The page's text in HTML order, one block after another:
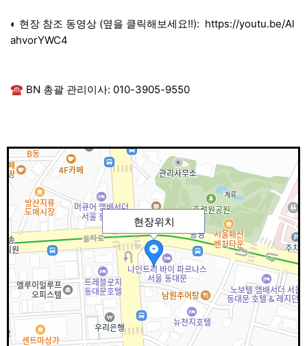
◐ 현장 참조 동영상 (옆을 클릭해보세요!!): https://youtu.be/Al
ahvorYWC4
☎ BN 총괄 관리이사: 010-3905-9550
현장위치